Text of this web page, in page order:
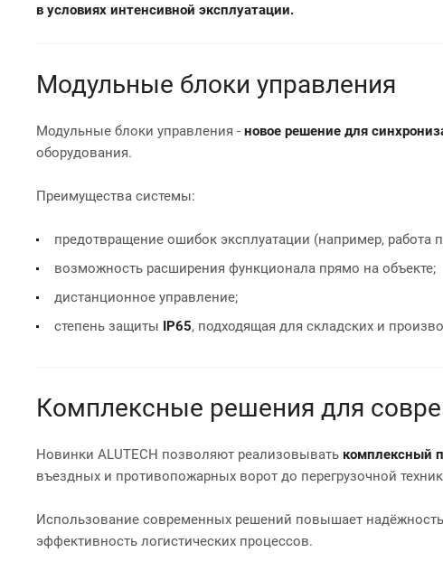
в условиях интенсивной эксплуатации.
Модульные блоки управления
Модульные блоки управления - новое решение для
оборудования.
Преимущества системы:
предотвращение ошибок эксплуатации (например, работа
возможность расширения функционала прямо на объекте;
дистанционное управление;
степень защиты IP65, подходящая для складских и
Комплексные решения для
Новинки ALUTECH позволяют реализовывать комплексный
въездных и противопожарных ворот до перегрузочной
Использование современных решений повышает
эффективность логистических процессов.